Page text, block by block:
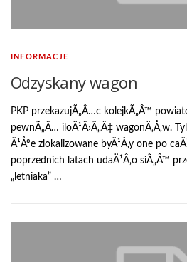
INFORMACJE
Odzyskany wagon
PKP przekazujÃ„Â…c kolejkÃ„Â™
pewnÃ„Â… iloÄ¹Â›Ã„Â‡ wagonÄ‚Å‚w.
Ä¹Åºe zlokalizowane byÄ¹Â‚y one po
poprzednich latach udaÄ¹Â‚o siÃ„Â™
„letniaka” …